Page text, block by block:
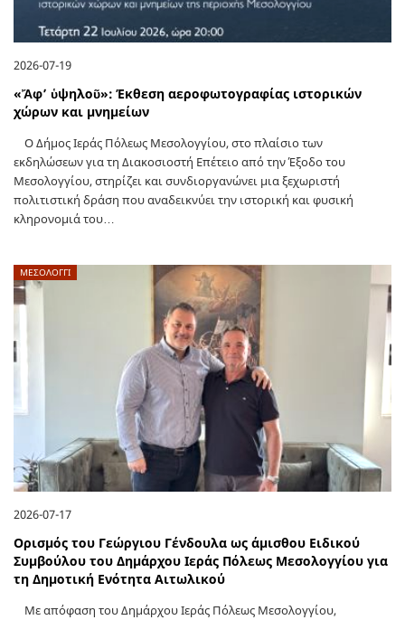
2026-07-19
«Ἄφ’ ὑψηλοῦ»: Έκθεση αεροφωτογραφίας ιστορικών
χώρων και μνημείων
Ο Δήμος Ιεράς Πόλεως Μεσολογγίου, στο πλαίσιο των
εκδηλώσεων για τη Διακοσιοστή Επέτειο από την Έξοδο του
Μεσολογγίου, στηρίζει και συνδιοργανώνει μια ξεχωριστή
πολιτιστική δράση που αναδεικνύει την ιστορική και φυσική
κληρονομιά του…
ΜΕΣΟΛΟΓΓΙ
2026-07-17
Ορισμός του Γεώργιου Γένδουλα ως άμισθου Ειδικού
Συμβούλου του Δημάρχου Ιεράς Πόλεως Μεσολογγίου για
τη Δημοτική Ενότητα Αιτωλικού
Με απόφαση του Δημάρχου Ιεράς Πόλεως Μεσολογγίου,